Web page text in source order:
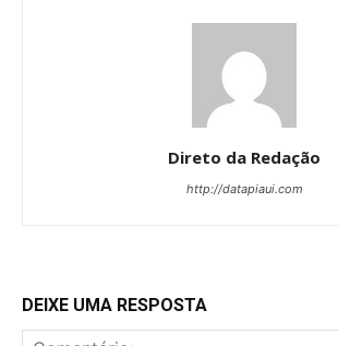
Direto da Redação
http://datapiaui.com
DEIXE UMA RESPOSTA